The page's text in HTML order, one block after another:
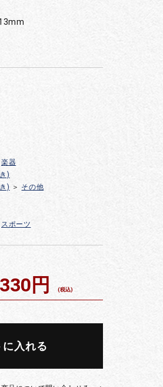
楽器
)
) ＞ その他
スポーツ
330円 (税込)
に入れる